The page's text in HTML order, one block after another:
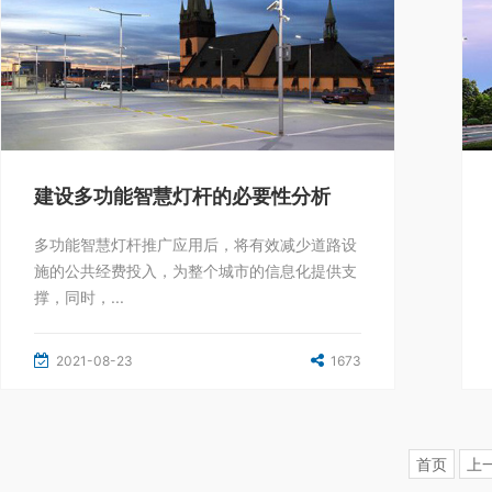
建设多功能智慧灯杆的必要性分析
多功能智慧灯杆推广应用后，将有效减少道路设
施的公共经费投入，为整个城市的信息化提供支
撑，同时，...
2021-08-23 1673
首页 上